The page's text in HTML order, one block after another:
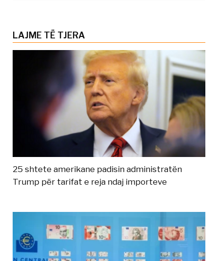
LAJME TË TJERA
25 shtete amerikane padisin administratën
Trump për tarifat e reja ndaj importeve